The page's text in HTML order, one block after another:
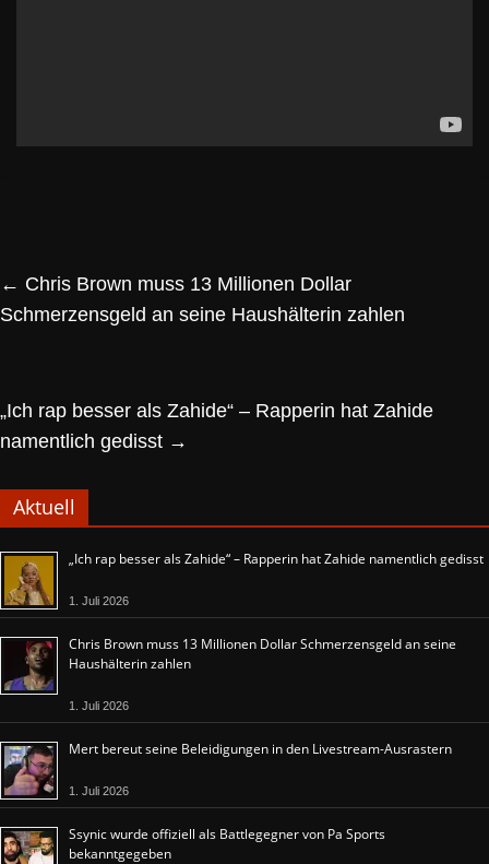
← Chris Brown muss 13 Millionen Dollar
Schmerzensgeld an seine Haushälterin zahlen
„Ich rap besser als Zahide“ – Rapperin hat Zahide
namentlich gedisst →
Aktuell
„Ich rap besser als Zahide“ – Rapperin hat Zahide namentlich gedisst
1. Juli 2026
Chris Brown muss 13 Millionen Dollar Schmerzensgeld an seine
Haushälterin zahlen
1. Juli 2026
Mert bereut seine Beleidigungen in den Livestream-Ausrastern
1. Juli 2026
Ssynic wurde offiziell als Battlegegner von Pa Sports
bekanntgegeben